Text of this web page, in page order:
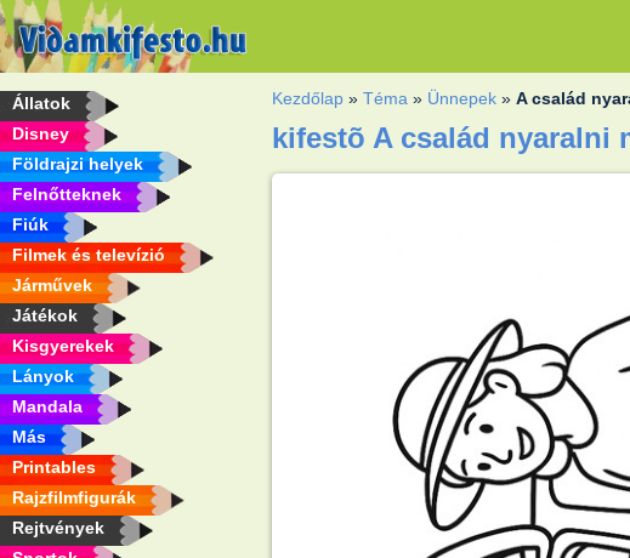
Állatok
Disney
Földrajzi helyek
Felnőtteknek
Fiúk
Filmek és televízió
Járművek
Játékok
Kisgyerekek
Lányok
Mandala
Más
Printables
Rajzfilmfigurák
Rejtvények
Kezdőlap »Téma » Ünnepek »A család
kifestõ A család nyaralni